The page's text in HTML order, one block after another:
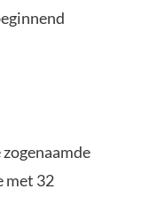
met 32